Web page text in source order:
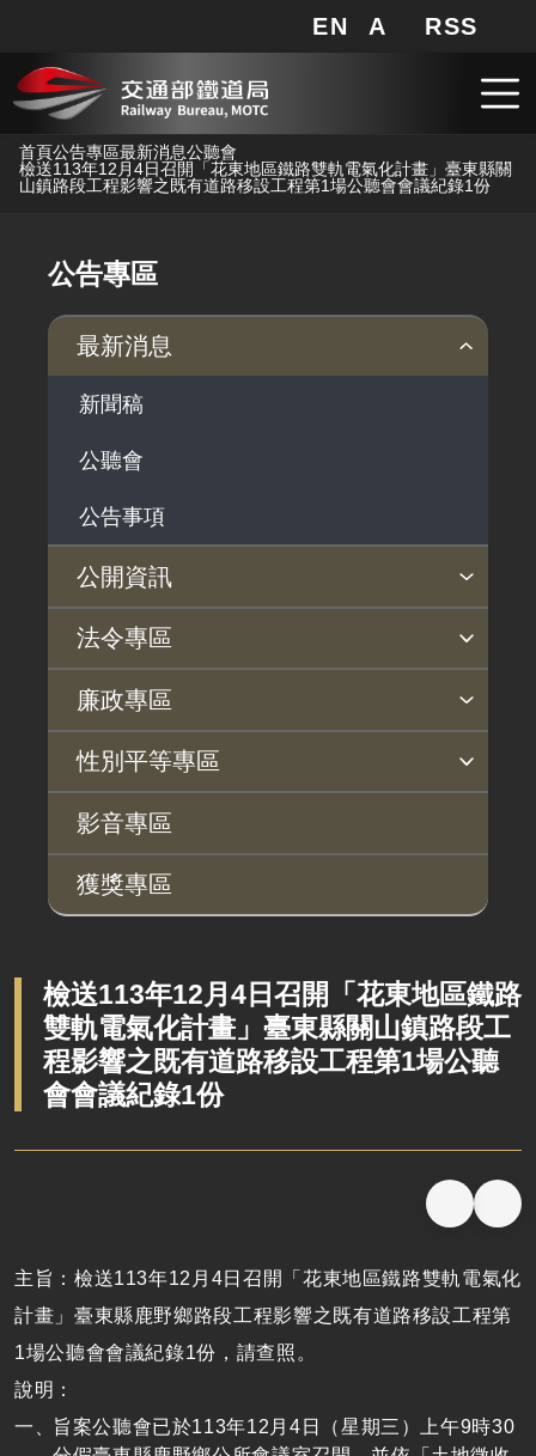
跳到主要內容
網站地圖
EN A 局長信箱
RSS
首頁公告專區最新消息公聽會
檢送113年12月4日召開「花東地區鐵路雙軌電氣化計畫」臺東縣關
山鎮路段工程影響之既有道路移設工程第1場公聽會會議紀錄1份
公告專區
最新消息
新聞稿
公聽會
公告事項
公開資訊
主動公開政府資訊專區
法律及法規命令
解釋性規定及裁量基準
政府機關資訊
行政指導有關文書
施政計畫、業務統計及研究報告
支付或接受之補助
政策宣導廣告支出
個人資料保護專區
Open Data專區
出版品專區
雙語詞彙專區
生態檢核專區
用地取得行政透明專區
用地公告
用地法規
徵收案件資訊
臺鐵局撥入資產債務基金專區
法令專區
法令查詢
解釋性規定及裁量基準
法令英譯徵集意見專區
訴願文件下載
相關實務判解
相關網站資源
廉政專區
揭弊者保護專區
廉政訊息
利益衝突迴避園地
公務員廉政倫理規範
公職人員財產申報園地
廉政檢舉管道
桃地計畫廉政平臺專網
桃地計畫
廉政平臺
啟動儀式及交流座談會
定期聯繫會議
廉政體系
性別平等專區
性別平等工作小組
宣傳事項
性別平等推動計畫
性別平等統計分析
性別平等影響評估
性騷擾防治
相關網站
影音專區
獲獎專區
檢送113年12月4日召開「花東地區鐵路
雙軌電氣化計畫」臺東縣關山鎮路段工
程影響之既有道路移設工程第1場公聽
會會議紀錄1份
主旨：檢送113年12月4日召開「花東地區鐵路雙軌電氣化
計畫」臺東縣鹿野鄉路段工程影響之既有道路移設工程第
1場公聽會會議紀錄1份，請查照。
說明：
旨案公聽會已於113年12月4日（星期三）上午9時30